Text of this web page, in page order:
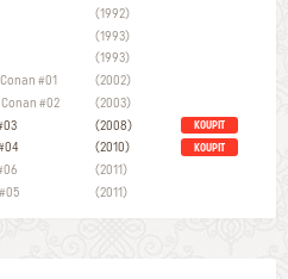
(1992)
(1993)
(1993)
#01
(2002)
#02
(2003)
(2008) KOUPIT
(2010) KOUPIT
(2011)
(2011)